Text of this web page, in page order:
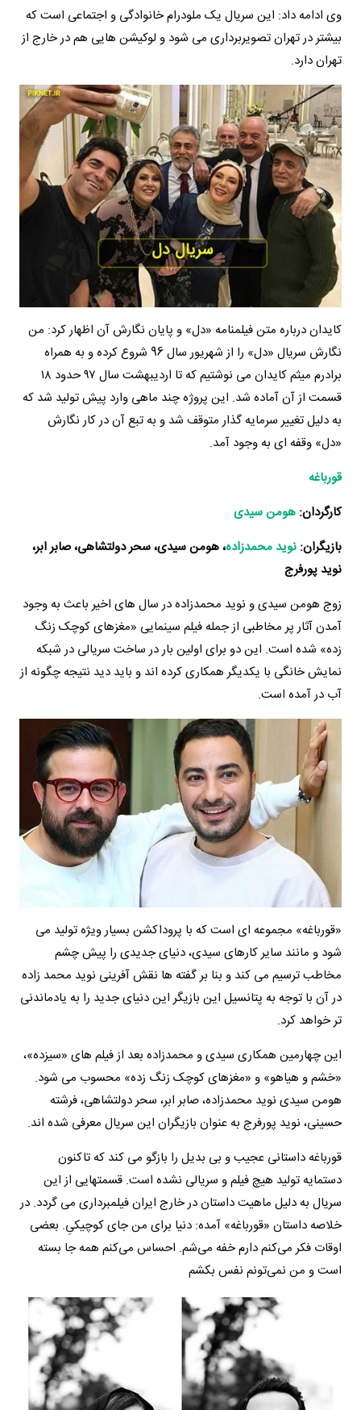
وی ادامه داد: این سریال یک ملودرام خانوادگی و اجتماعی است که
بیشتر در تهران تصویربرداری می شود و لوکیشن هایی هم در خارج از
تهران دارد.
کایدان درباره متن فیلمنامه «دل» و پایان نگارش آن اظهار کرد: من
نگارش سریال «دل» را از شهریور سال 96 شروع کرده و به همراه
برادرم میثم کایدان می نوشتیم که تا اردیبهشت سال ۹۷ حدود ۱۸
قسمت از آن آماده شد. این پروژه چند ماهی وارد پیش تولید شد که
به دلیل تغییر سرمایه گذار متوقف شد و به تبع آن در کار نگارش
«دل» وقفه ای به وجود آمد.
قورباغه
کارگردان:هومن سیدی
بازیگران:نوید محمدزاده، هومن سیدی، سحر دولتشاهی، صابر ابر،
نوید پورفرج
زوج هومن سیدی و نوید محمدزاده در سال های اخیر باعث به وجود
آمدن آثار پر مخاطبی از جمله فیلم سینمایی «مغزهای کوچک زنگ
زده» شده است. این دو برای اولین بار در ساخت سریالی در شبکه
نمایش خانگی با یکدیگر همکاری کرده اند و باید دید نتیجه چگونه از
آب در آمده است.
«قورباغه» مجموعه ای است که با پروداکشن بسیار ویژه تولید می
شود و مانند سایر کارهای سیدی، دنیای جدیدی را پیش چشم
مخاطب ترسیم می کند و بنا بر گفته ها نقش آفرینی نوید محمد زاده
در آن با توجه به پتانسیل این بازیگر این دنیای جدید را به یادماندنی
تر خواهد کرد.
این چهارمین همکاری سیدی و محمدزاده بعد از فیلم های «سیزده»،
«خشم و هیاهو» و «مغزهای کوچک زنگ زده» محسوب می شود.
هومن سیدی نوید محمدزاده، صابر ابر، سحر دولتشاهی، فرشته
حسینی، نوید پورفرج به عنوان بازیگران این سریال معرفی شده اند.
قورباغه داستانی عجیب و بی بدیل را بازگو می کند که تاکنون
دستمایه تولید هیچ فیلم و سریالی نشده است. قسمتهایی از این
سریال به دلیل ماهیت داستان در خارج ایران فیلمبرداری می گردد. در
خلاصه داستان «قورباغه» آمده: دنیا برای من جای کوچیکیِ. بعضی
اوقات فکر می‌کنم دارم خفه می‌شم. احساس می‌کنم همه جا بسته
است و من نمی‌تونم نفس بکشم